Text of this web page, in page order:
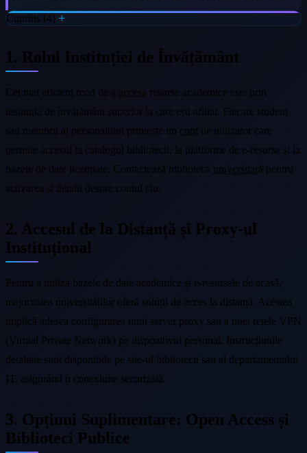
Cuprins (4)
1. Rolul Instituției de Învățământ
Cel mai eficient mod de a accesa resurse academice este prin
instituția de învățământ superior la care ești afiliat. Fiecare student
sau membru al personalului primește un cont de utilizator care
permite accesul la catalogul bibliotecii, la platforme de e-resurse și la
bazele de date licențiate. Contactează biblioteca universitară pentru
activarea și detalii despre contul tău.
2. Accesul de la Distanță și Proxy-ul
Instituțional
Pentru a utiliza bazele de date academice și e-resursele de acasă,
majoritatea universităților oferă soluții de acces la distanță. Acestea
implică adesea configurarea unui server proxy sau a unei rețele VPN
(Virtual Private Network) pe dispozitivul personal. Instrucțiunile
detaliate sunt disponibile pe site-ul bibliotecii sau al departamentului
IT, asigurând o conexiune securizată.
3. Opțiuni Suplimentare: Open Access și
Biblioteci Publice